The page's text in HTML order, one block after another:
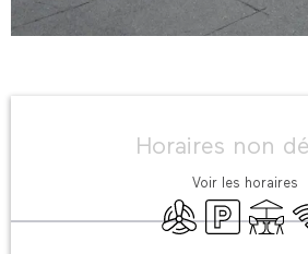
Horaires non
Voir les horaires
Air conditionné
Parking